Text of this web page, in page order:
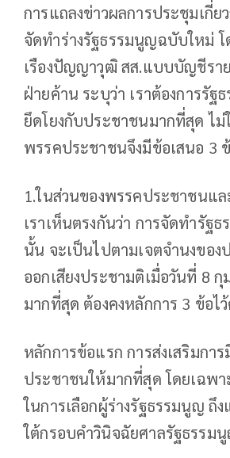
การแถลงข่าวผลการประชุมเกี่ย
จัดทำร่างรัฐธรรมนูญฉบับใหม่
เรืองปัญญาวุฒิ สส.แบบบัญชีรา
ฝ่ายค้าน ระบุว่า เราต้องการรั
ยึดโยงกับประชาชนมากที่สุด ไม่
พรรคประชาชนจึงมีข้อเสนอ 3
1.ในส่วนของพรรคประชาชนแ
เราเห็นตรงกันว่า การจัดทำรัฐ
นั้น จะเป็นไปตามเจตจำนงขอ
ออกเสียงประชามติเมื่อวันที่ 8
มากที่สุด ต้องคงหลักการ 3 ข้อไ
หลักการข้อแรก การส่งเสริมกา
ประชาชนให้มากที่สุด โดยเฉพา
ในการเลือกผู้ร่างรัฐธรรมนูญ ถึ
ใต้กรอบคำวินิจฉัยศาลรัฐธรรม